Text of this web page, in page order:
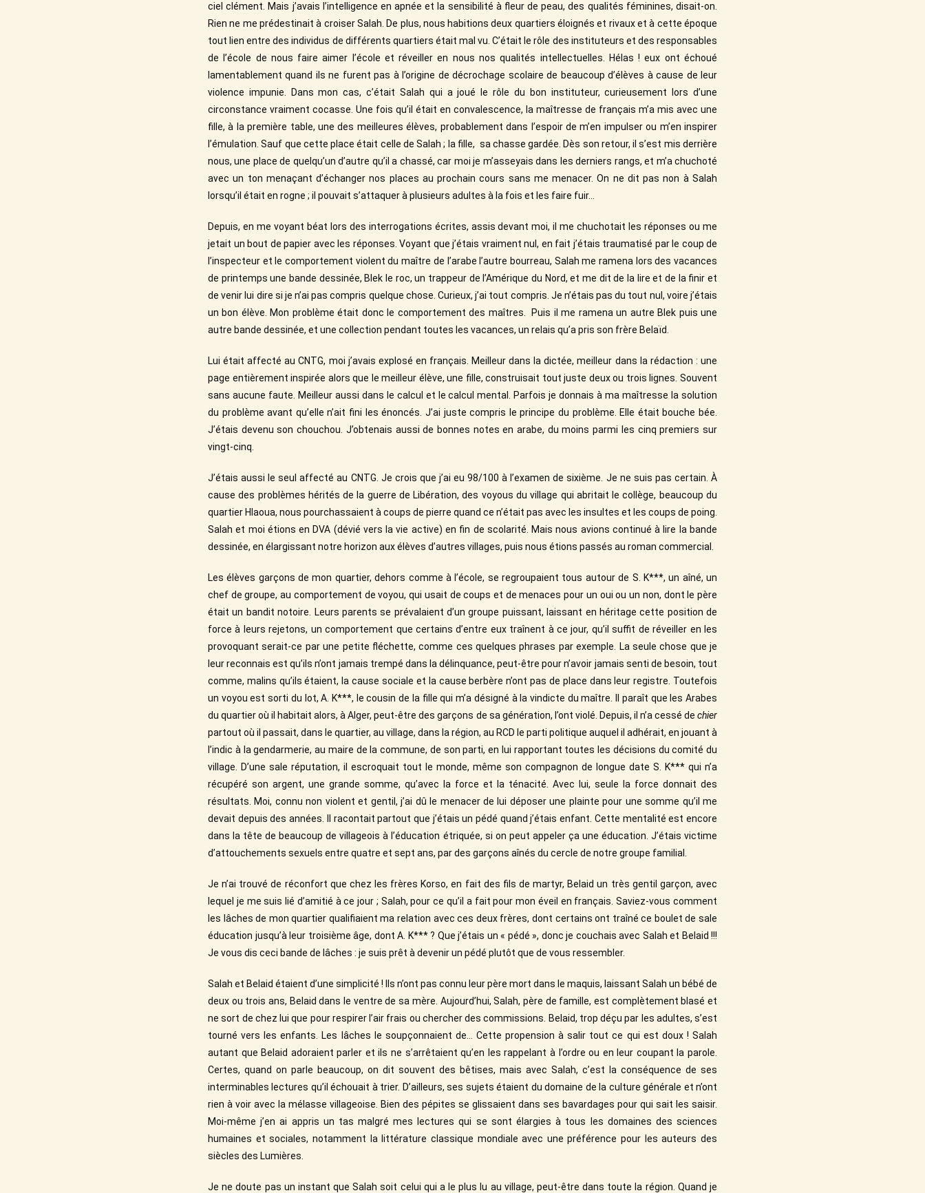
ciel clément. Mais j’avais l’intelligence en apnée et la sensibilité à fleur de peau, des qualités féminines, disait-on.
Rien ne me prédestinait à croiser Salah. De plus, nous habitions deux quartiers éloignés et rivaux et à cette époque
tout lien entre des individus de différents quartiers était mal vu. C’était le rôle des instituteurs et des responsables
de l’école de nous faire aimer l’école et réveiller en nous nos qualités intellectuelles. Hélas ! eux ont échoué
lamentablement quand ils ne furent pas à l’origine de décrochage scolaire de beaucoup d’élèves à cause de leur
violence impunie. Dans mon cas, c’était Salah qui a joué le rôle du bon instituteur, curieusement lors d’une
circonstance vraiment cocasse. Une fois qu’il était en convalescence, la maîtresse de français m’a mis avec une
fille, à la première table, une des meilleures élèves, probablement dans l’espoir de m’en impulser ou m’en inspirer
l’émulation. Sauf que cette place était celle de Salah ; la fille, sa chasse gardée. Dès son retour, il s’est mis derrière
nous, une place de quelqu’un d’autre qu’il a chassé, car moi je m’asseyais dans les derniers rangs, et m’a chuchoté
avec un ton menaçant d’échanger nos places au prochain cours sans me menacer. On ne dit pas non à Salah
lorsqu’il était en rogne ; il pouvait s’attaquer à plusieurs adultes à la fois et les faire fuir…
Depuis, en me voyant béat lors des interrogations écrites, assis devant moi, il me chuchotait les réponses ou me
jetait un bout de papier avec les réponses. Voyant que j’étais vraiment nul, en fait j’étais traumatisé par le coup de
l’inspecteur et le comportement violent du maître de l’arabe l’autre bourreau, Salah me ramena lors des vacances
de printemps une bande dessinée, Blek le roc, un trappeur de l’Amérique du Nord, et me dit de la lire et de la finir et
de venir lui dire si je n’ai pas compris quelque chose. Curieux, j’ai tout compris. Je n’étais pas du tout nul, voire j’étais
un bon élève. Mon problème était donc le comportement des maîtres. Puis il me ramena un autre Blek puis une
autre bande dessinée, et une collection pendant toutes les vacances, un relais qu’a pris son frère Belaïd.
Lui était affecté au CNTG, moi j’avais explosé en français. Meilleur dans la dictée, meilleur dans la rédaction : une
page entièrement inspirée alors que le meilleur élève, une fille, construisait tout juste deux ou trois lignes. Souvent
sans aucune faute. Meilleur aussi dans le calcul et le calcul mental. Parfois je donnais à ma maîtresse la solution
du problème avant qu’elle n’ait fini les énoncés. J’ai juste compris le principe du problème. Elle était bouche bée.
J’étais devenu son chouchou. J’obtenais aussi de bonnes notes en arabe, du moins parmi les cinq premiers sur
vingt-cinq.
J’étais aussi le seul affecté au CNTG. Je crois que j’ai eu 98/100 à l’examen de sixième. Je ne suis pas certain. À
cause des problèmes hérités de la guerre de Libération, des voyous du village qui abritait le collège, beaucoup du
quartier Hlaoua, nous pourchassaient à coups de pierre quand ce n’était pas avec les insultes et les coups de poing.
Salah et moi étions en DVA (dévié vers la vie active) en fin de scolarité. Mais nous avions continué à lire la bande
dessinée, en élargissant notre horizon aux élèves d’autres villages, puis nous étions passés au roman commercial.
Les élèves garçons de mon quartier, dehors comme à l’école, se regroupaient tous autour de S. K***, un aîné, un
chef de groupe, au comportement de voyou, qui usait de coups et de menaces pour un oui ou un non, dont le père
était un bandit notoire. Leurs parents se prévalaient d’un groupe puissant, laissant en héritage cette position de
force à leurs rejetons, un comportement que certains d’entre eux traînent à ce jour, qu’il suffit de réveiller en les
provoquant serait-ce par une petite fléchette, comme ces quelques phrases par exemple. La seule chose que je
leur reconnais est qu’ils n’ont jamais trempé dans la délinquance, peut-être pour n’avoir jamais senti de besoin, tout
comme, malins qu’ils étaient, la cause sociale et la cause berbère n’ont pas de place dans leur registre. Toutefois
un voyou est sorti du lot, A. K***, le cousin de la fille qui m’a désigné à la vindicte du maître. Il paraît que les Arabes
du quartier où il habitait alors, à Alger, peut-être des garçons de sa génération, l’ont violé. Depuis, il n’a cessé de chier
partout où il passait, dans le quartier, au village, dans la région, au RCD le parti politique auquel il adhérait, en jouant à
l’indic à la gendarmerie, au maire de la commune, de son parti, en lui rapportant toutes les décisions du comité du
village. D’une sale réputation, il escroquait tout le monde, même son compagnon de longue date S. K*** qui n’a
récupéré son argent, une grande somme, qu’avec la force et la ténacité. Avec lui, seule la force donnait des
résultats. Moi, connu non violent et gentil, j’ai dû le menacer de lui déposer une plainte pour une somme qu’il me
devait depuis des années. Il racontait partout que j’étais un pédé quand j’étais enfant. Cette mentalité est encore
dans la tête de beaucoup de villageois à l’éducation étriquée, si on peut appeler ça une éducation. J’étais victime
d’attouchements sexuels entre quatre et sept ans, par des garçons aînés du cercle de notre groupe familial.
Je n’ai trouvé de réconfort que chez les frères Korso, en fait des fils de martyr, Belaid un très gentil garçon, avec
lequel je me suis lié d’amitié à ce jour ; Salah, pour ce qu’il a fait pour mon éveil en français. Saviez-vous comment
les lâches de mon quartier qualifiaient ma relation avec ces deux frères, dont certains ont traîné ce boulet de sale
éducation jusqu’à leur troisième âge, dont A. K*** ? Que j’étais un « pédé », donc je couchais avec Salah et Belaid !!!
Je vous dis ceci bande de lâches : je suis prêt à devenir un pédé plutôt que de vous ressembler.
Salah et Belaid étaient d’une simplicité ! Ils n’ont pas connu leur père mort dans le maquis, laissant Salah un bébé de
deux ou trois ans, Belaid dans le ventre de sa mère. Aujourd’hui, Salah, père de famille, est complètement blasé et
ne sort de chez lui que pour respirer l’air frais ou chercher des commissions. Belaid, trop déçu par les adultes, s’est
tourné vers les enfants. Les lâches le soupçonnaient de… Cette propension à salir tout ce qui est doux ! Salah
autant que Belaid adoraient parler et ils ne s’arrêtaient qu’en les rappelant à l’ordre ou en leur coupant la parole.
Certes, quand on parle beaucoup, on dit souvent des bêtises, mais avec Salah, c’est la conséquence de ses
interminables lectures qu’il échouait à trier. D’ailleurs, ses sujets étaient du domaine de la culture générale et n’ont
rien à voir avec la mélasse villageoise. Bien des pépites se glissaient dans ses bavardages pour qui sait les saisir.
Moi-même j’en ai appris un tas malgré mes lectures qui se sont élargies à tous les domaines des sciences
humaines et sociales, notamment la littérature classique mondiale avec une préférence pour les auteurs des
siècles des Lumières.
Je ne doute pas un instant que Salah soit celui qui a le plus lu au village, peut-être dans toute la région. Quand je